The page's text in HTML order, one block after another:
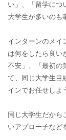
い」、「留学につ
大学生が多いのも
インターンのメイ
は何をしたら良い
不安」、「最初の
て、同じ大学生目
インでお任せしよ
同じ大学生だから
いアプローチなど